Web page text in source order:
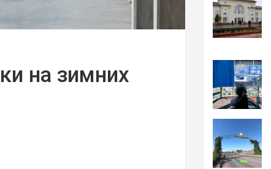
на зимних